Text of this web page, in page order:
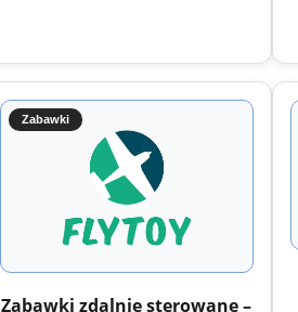
Zabawki
Zabawki zdalnie sterowane –